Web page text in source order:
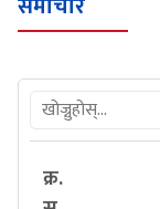
क्र.